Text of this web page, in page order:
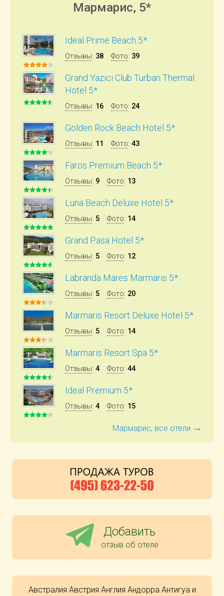
Мармарис, 5*
Ideal Prime Beach 5*
Отзывы: 38 Фото: 39
Grand Yazici Club Turban Thermal
Hotel 5*
Отзывы: 16 Фото: 24
Golden Rock Beach Hotel 5*
Отзывы: 11 Фото: 43
Faros Premium Beach 5*
Отзывы: 9 Фото: 13
Luna Beach Deluxe Hotel 5*
Отзывы: 5 Фото: 14
Grand Pasa Hotel 5*
Отзывы: 5 Фото: 12
Labranda Mares Marmaris 5*
Отзывы: 5 Фото: 20
Marmaris Resort Deluxe Hotel 5*
Отзывы: 5 Фото: 14
Marmaris Resort Spa 5*
Отзывы: 4 Фото: 44
Ideal Premium 5*
Отзывы: 4 Фото: 15
Мармарис, все отели →
Добавить
отзыв об отеле
Австралия Австрия Англия Андорра Антигуа и